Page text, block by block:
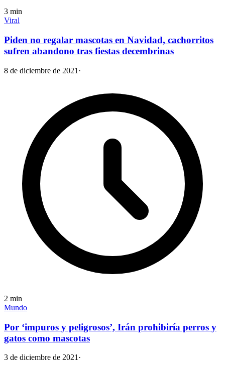
3 min
Viral
Piden no regalar mascotas en Navidad, cachorritos
sufren abandono tras fiestas decembrinas
8 de diciembre de 2021 ·
2 min
Mundo
Por ‘impuros y peligrosos’, Irán prohibiría perros y
gatos como mascotas
3 de diciembre de 2021 ·